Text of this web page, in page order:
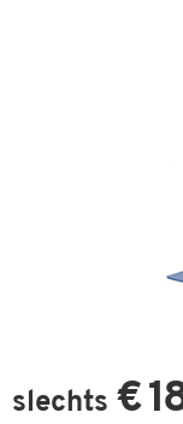
slechts €